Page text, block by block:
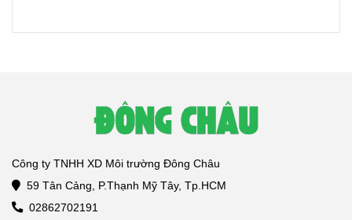
Công ty TNHH XD Môi trường Đông Châu
59 Tân Cảng, P.Thạnh Mỹ Tây, Tp.HCM
02862702191